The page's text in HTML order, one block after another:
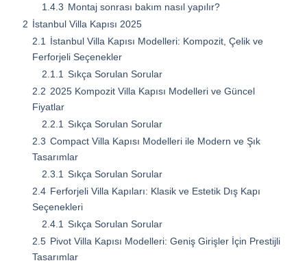
1.4.3 Montaj sonrası bakım nasıl yapılır?
2 İstanbul Villa Kapısı 2025
2.1
İstanbul Villa Kapısı Modelleri: Kompozit, Çelik ve
Ferforjeli Seçenekler
2.1.1 Sıkça Sorulan Sorular
2.2 2025 Kompozit Villa Kapısı Modelleri ve Güncel
Fiyatlar
2.2.1 Sıkça Sorulan Sorular
2.3 Compact Villa Kapısı Modelleri ile Modern ve Şık
Tasarımlar
2.3.1 Sıkça Sorulan Sorular
2.4 Ferforjeli Villa Kapıları: Klasik ve Estetik Dış Kapı
Seçenekleri
2.4.1 Sıkça Sorulan Sorular
2.5 Pivot Villa Kapısı Modelleri: Geniş Girişler İçin Prestijli
Tasarımlar